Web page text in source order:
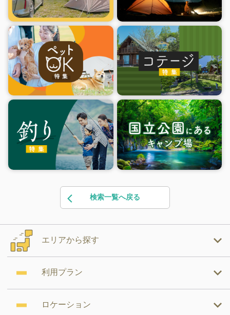
検索一覧へ戻る
エリアから探す
利用プラン
ロケーション